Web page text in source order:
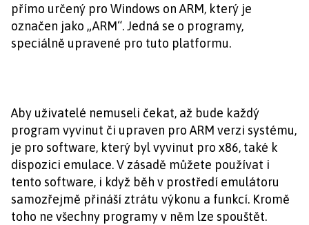
přímo určený pro Windows on ARM, který je
označen jako „ARM“. Jedná se o programy,
speciálně upravené pro tuto platformu.
Aby uživatelé nemuseli čekat, až bude každý
program vyvinut či upraven pro ARM verzi systému,
je pro software, který byl vyvinut pro x86, také k
dispozici emulace. V zásadě můžete používat i
tento software, i když běh v prostředí emulátoru
samozřejmě přináší ztrátu výkonu a funkcí. Kromě
toho ne všechny programy v něm lze spouštět.